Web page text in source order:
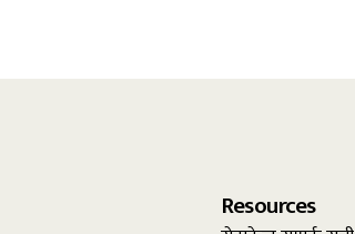
Resources